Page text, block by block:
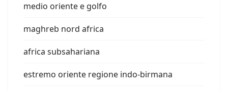
medio oriente e golfo
maghreb nord africa
africa subsahariana
estremo oriente regione indo-birmana